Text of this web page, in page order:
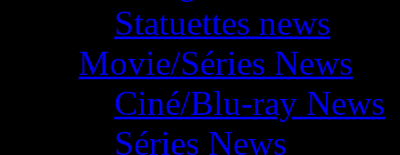
Statuettes news
Movie/Séries News
Ciné/Blu-ray News
Séries News